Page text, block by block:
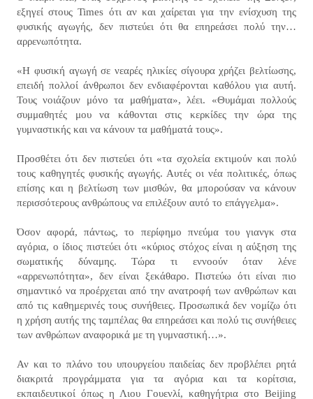
εξηγεί στους Times ότι αν και χαίρεται για την ενίσχυση της
φυσικής αγωγής, δεν πιστεύει ότι θα επηρεάσει πολύ την…
αρρενωπότητα.
«Η φυσική αγωγή σε νεαρές ηλικίες σίγουρα χρήζει βελτίωσης,
επειδή πολλοί άνθρωποι δεν ενδιαφέρονται καθόλου για αυτή.
Τους νοιάζουν μόνο τα μαθήματα», λέει. «Θυμάμαι πολλούς
συμμαθητές μου να κάθονται στις κερκίδες την ώρα της
γυμναστικής και να κάνουν τα μαθήματά τους».
Προσθέτει ότι δεν πιστεύει ότι «τα σχολεία εκτιμούν και πολύ
τους καθηγητές φυσικής αγωγής. Αυτές οι νέα πολιτικές, όπως
επίσης και η βελτίωση των μισθών, θα μπορούσαν να κάνουν
περισσότερους ανθρώπους να επιλέξουν αυτό το επάγγελμα».
Όσον αφορά, πάντως, το περίφημο πνεύμα του γιανγκ στα
αγόρια, ο ίδιος πιστεύει ότι «κύριος στόχος είναι η αύξηση της
σωματικής δύναμης. Τώρα τι εννοούν όταν λένε
«αρρενωπότητα», δεν είναι ξεκάθαρο. Πιστεύω ότι είναι πιο
σημαντικό να προέρχεται από την ανατροφή των ανθρώπων και
από τις καθημερινές τους συνήθειες. Προσωπικά δεν νομίζω ότι
η χρήση αυτής της ταμπέλας θα επηρεάσει και πολύ τις συνήθειες
των ανθρώπων αναφορικά με τη γυμναστική…».
Αν και το πλάνο του υπουργείου παιδείας δεν προβλέπει ρητά
διακριτά προγράμματα για τα αγόρια και τα κορίτσια,
εκπαιδευτικοί όπως η Λιου Γουενλί, καθηγήτρια στο Beijing